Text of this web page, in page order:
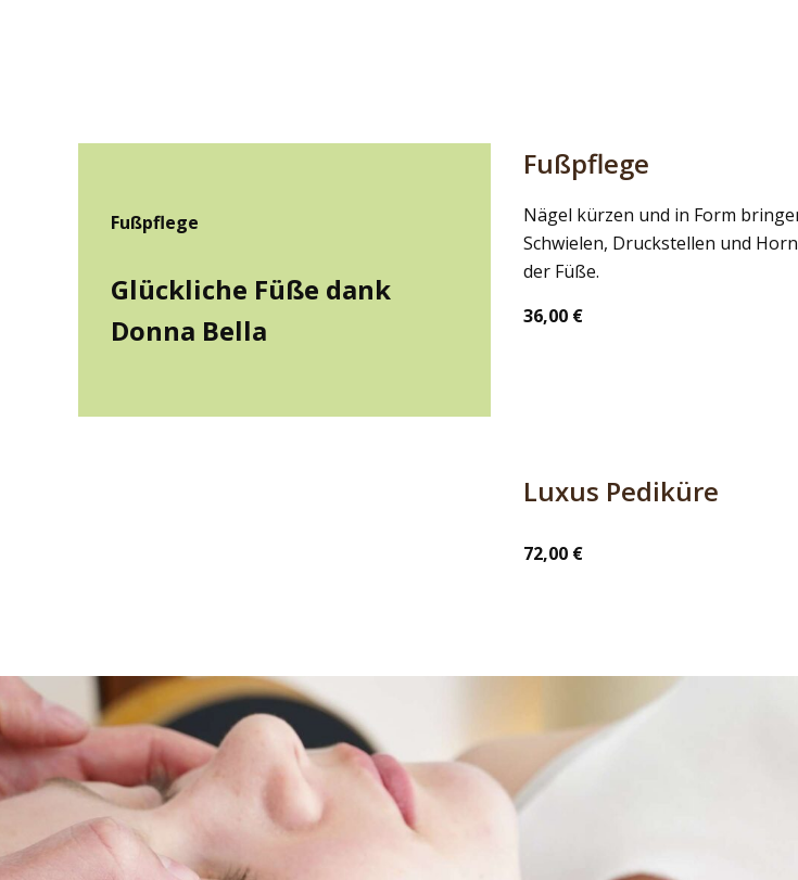
Fuß­pflege
Glück­li­che Füße dank
Donna Bella
Fußpflege
Nägel kür­zen und in Form
Schwie­len, Druck­stel­len und
der Füße.
36,00 €
Luxus Pediküre
72,00 €